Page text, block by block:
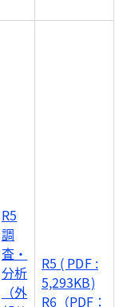
R5
調
査・
分析
（外
R5 ( PDF :
5,293KB)
R6（PDF：